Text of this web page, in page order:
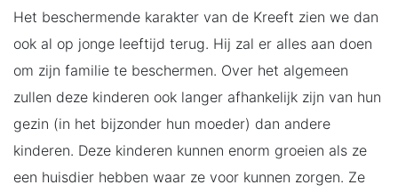
Het beschermende karakter van de Kreeft zien we dan
ook al op jonge leeftijd terug. Hij zal er alles aan doen
om zijn familie te beschermen. Over het algemeen
zullen deze kinderen ook langer afhankelijk zijn van hun
gezin (in het bijzonder hun moeder) dan andere
kinderen. Deze kinderen kunnen enorm groeien als ze
een huisdier hebben waar ze voor kunnen zorgen. Ze